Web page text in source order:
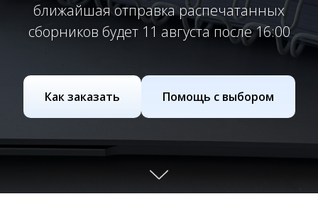
ближайшая отправка распечатанных
сборников будет 11 августа после 16:00
Как заказать Помощь с выбором